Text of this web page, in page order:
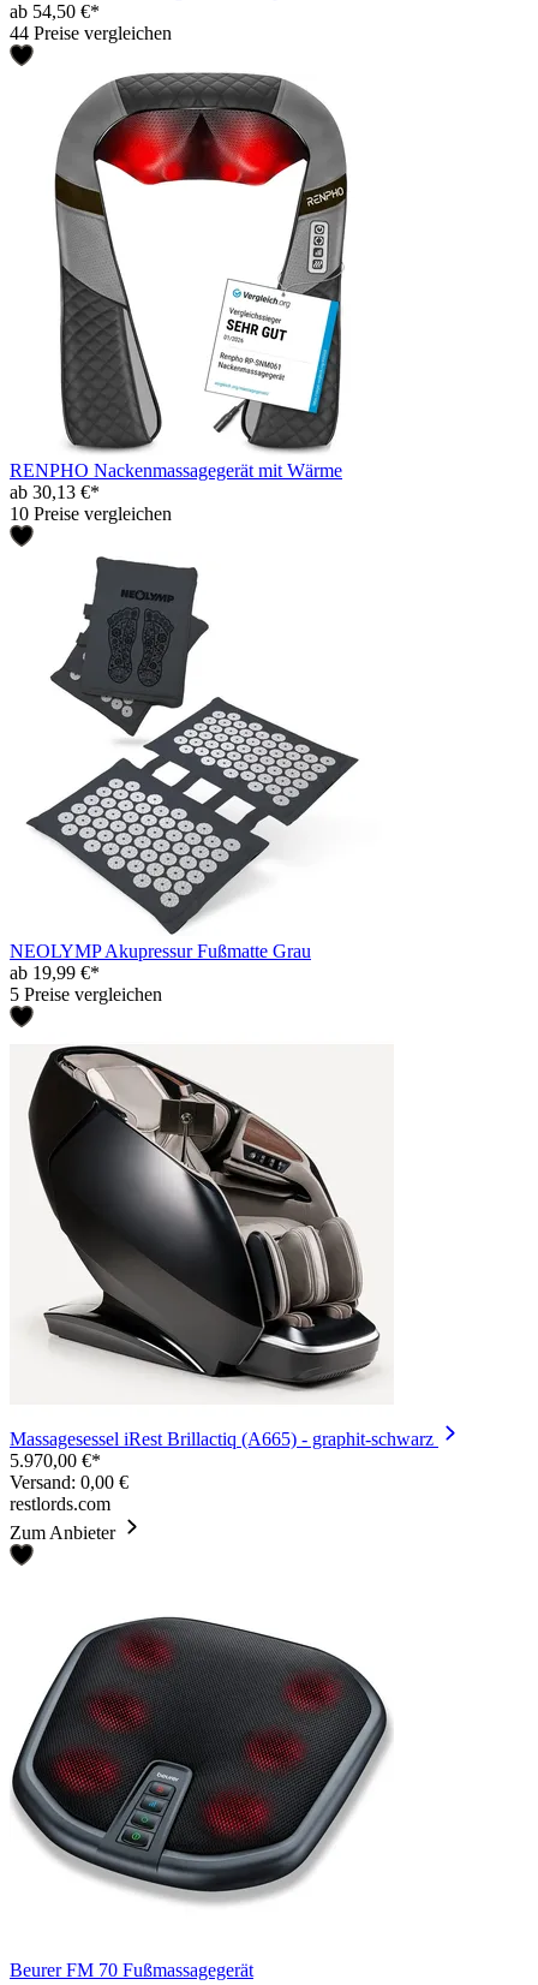
ab 54,50 €*
44 Preise vergleichen
RENPHO Nackenmassagegerät mit Wärme
ab 30,13 €*
10 Preise vergleichen
NEOLYMP Akupressur Fußmatte Grau
ab 19,99 €*
5 Preise vergleichen
Massagesessel iRest Brillactiq (A665) - graphit-schwarz
5.970,00 €*
Versand: 0,00 €
restlords.com
Zum Anbieter
Beurer FM 70 Fußmassagegerät